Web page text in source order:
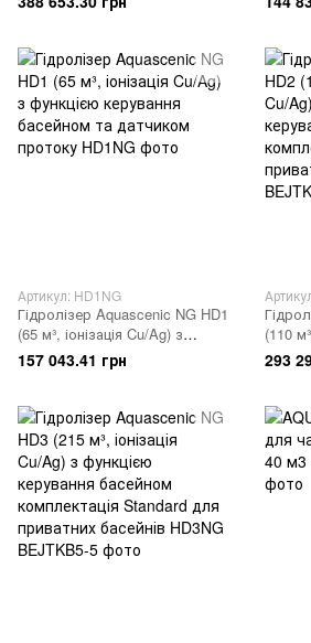
общественные)
Артикул: HD1NG
Гідролізер Aquascenic NG HD1
(65 м³, іонізація Cu/Ag) з
функцією керування басейном
та датчиком протоку
157 043.41 грн
(110
293